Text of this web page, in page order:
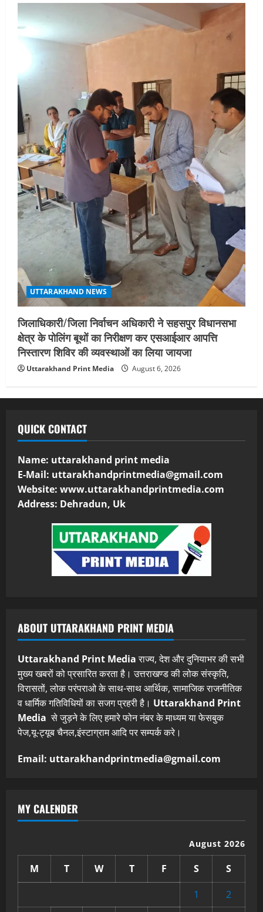
UTTARAKHAND NEWS
जिलाधिकारी/जिला निर्वाचन अधिकारी ने सहसपुर विधानसभा
क्षेत्र के पोलिंग बूथों का निरीक्षण कर एसआईआर आपत्ति
निस्तारण शिविर की व्यवस्थाओं का लिया जायजा
Uttarakhand Print Media August 6, 2026
QUICK CONTACT
Name: uttarakhand print media
E-Mail: uttarakhandprintmedia@gmail.com
Website: www.uttarakhandprintmedia.com
Address: Dehradun, Uk
ABOUT UTTARAKHAND PRINT MEDIA
Uttarakhand Print Mediaराज्य, देश और दुनियाभर की सभी
मुख्य खबरों को प्रसारित करता है। उत्तराखण्ड की लोक संस्कृति,
विरासतों, लोक परंपराओ के साथ-साथ आर्थिक, सामाजिक राजनीतिक
व धार्मिक गतिविधियों का सजग प्रहरी है। Uttarakhand Print
Media से जुड़ने के लिए हमारे फोन नंबर के माध्यम या फेसबुक
पेज,यू-ट्यूब चैनल,इंस्टाग्राम आदि पर सम्पर्क करे।
Email: uttarakhandprintmedia@gmail.com
MY CALENDER
August 2026
M T W T F S
S
1
2